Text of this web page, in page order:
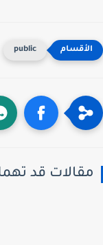
public
قد تهمك